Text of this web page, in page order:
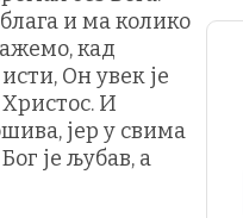
и ма колико
кад
Он увек је
И
јер у свима
је љубав, а